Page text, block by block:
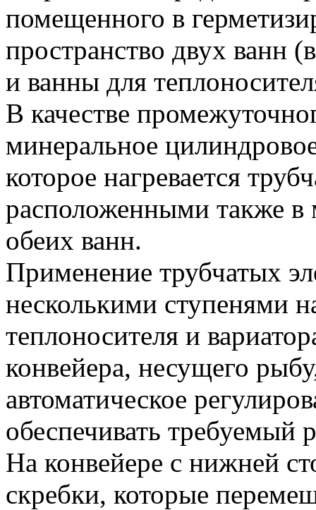
помещенного в
пространство двух ванн
и ванны для
В качестве
минеральное
которое нагревается
расположенными также в
обеих ванн.
Применение трубчатых
несколькими ступенями
теплоносителя и
конвейера, несущего
автоматическое
обеспечивать
На конвейере с нижней
скребки, которые